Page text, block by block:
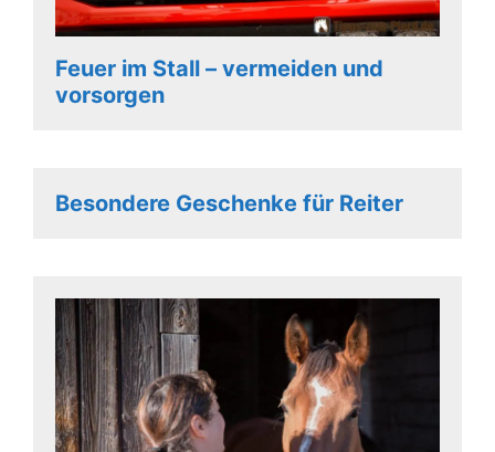
Feuer im Stall – vermeiden und
vorsorgen
Besondere Geschenke für Reiter